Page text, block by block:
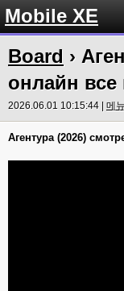
Mobile XE
Board ›
онлайн все
2026.06.01 10:15:44 | 메
Агентура (2026)